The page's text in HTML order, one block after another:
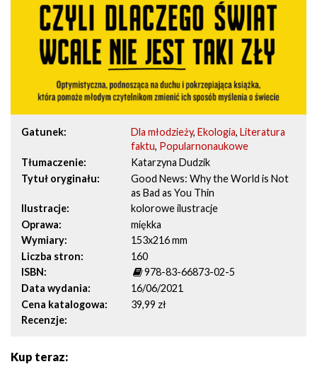
Gatunek Dla młodzieży,Ekologia,Literatura
faktu, Popularnonaukowe
Tłumaczenie
Katarzyna Dudzik
Tytuł oryginału
Good News: Why the World is Not
as Bad as You Thin
Ilustracje
kolorowe ilustracje
Oprawa
miękka
Wymiary
153x216 mm
Liczba stron
160
ISBN
978-83-66873-02-5
Data wydania
16/06/2021
Cena katalogowa
39,99 zł
Recenzje
Kup teraz: